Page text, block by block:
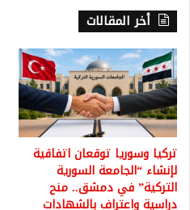
أخر المقالات
تركيا وسوريا توقعان اتفاقية
لإنشاء “الجامعة السورية
التركية” في دمشق.. منح
دراسية واعتراف بالشهادات